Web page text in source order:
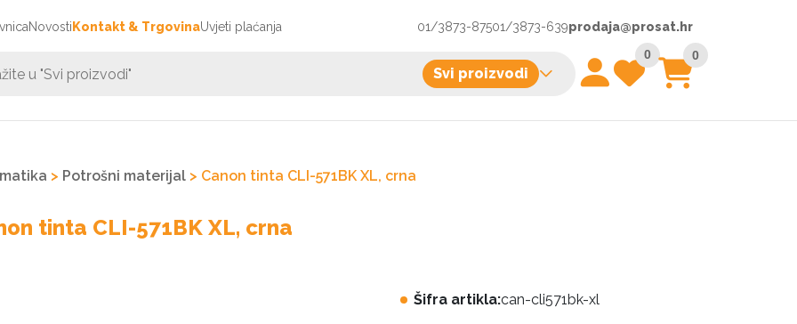
Novosti Kontakt & TrgovinaUvjeti plaćanja 01/3873-87501/3873-639prodaja@prosat.hr
Svi proizvodi
0 0
> Potrošni materijal> Canon tinta CLI-571BK XL, crna
tinta CLI-571BK XL, crna
Šifra artikla:can-cli571bk-xl